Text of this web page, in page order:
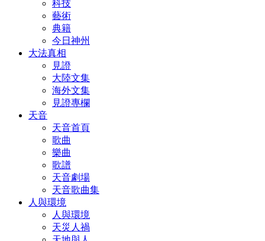
科技
藝術
典籍
今日神州
大法真相
見證
大陸文集
海外文集
見證專欄
天音
天音首頁
歌曲
樂曲
歌譜
天音劇場
天音歌曲集
人與環境
人與環境
天災人禍